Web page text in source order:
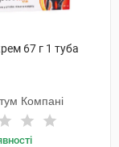
67 г 1 туба
Компані